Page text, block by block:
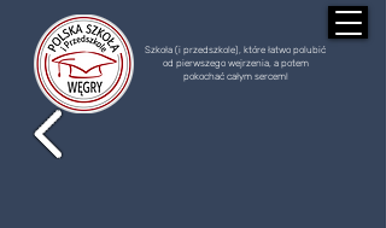
Szkoła (i przedszkole), które łatwo polubić
od pierwszego wejrzenia, a potem
pokochać całym sercem!